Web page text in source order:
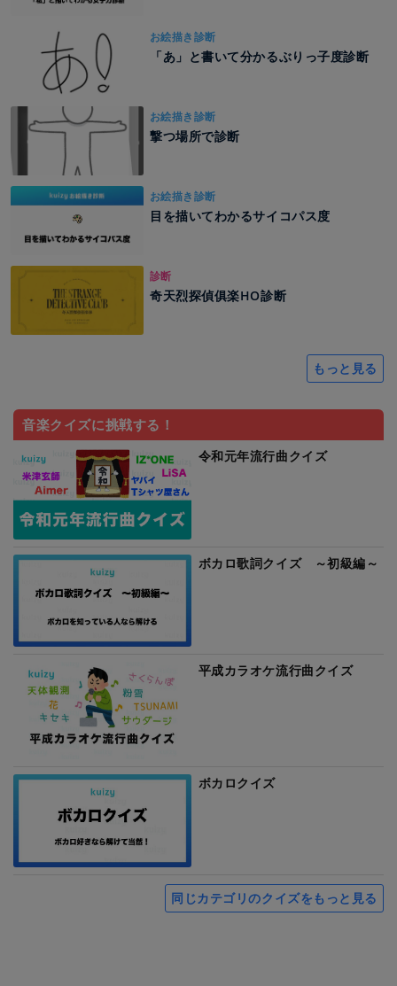
お絵描き診断
「あ」と書いて分かるぶりっ子度診断
お絵描き診断
撃つ場所で診断
お絵描き診断
目を描いてわかるサイコパス度
診断
奇天烈探偵俱楽HO診断
もっと見る
音楽クイズに挑戦する！
令和元年流行曲クイズ
ボカロ歌詞クイズ ～初級編～
平成カラオケ流行曲クイズ
ボカロクイズ
同じカテゴリのクイズをもっと見る